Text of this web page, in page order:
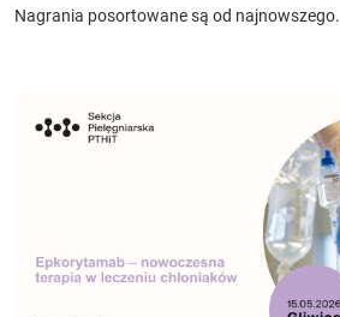
Nagrania posortowane są od najnowszego.